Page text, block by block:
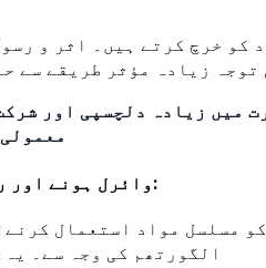
زیادہ مؤثر طریقے سے
میں زیادہ دلچسپی اور
وائرل ہونے اور:
الگورتھم کی وجہ سے۔